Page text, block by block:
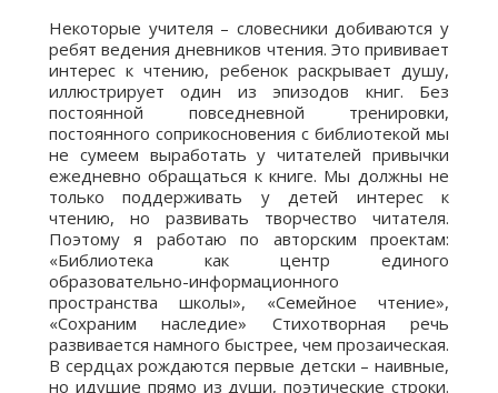
Некоторые учителя – словесники добиваются у
ребят ведения дневников чтения. Это прививает
интерес к чтению, ребенок раскрывает душу,
иллюстрирует один из эпизодов книг. Без
постоянной повседневной тренировки,
постоянного соприкосновения с библиотекой мы
не сумеем выработать у читателей привычки
ежедневно обращаться к книге. Мы должны не
только поддерживать у детей интерес к
чтению, но развивать творчество читателя.
Поэтому я работаю по авторским проектам:
«Библиотека как центр единого
образовательно-информационного
пространства школы», «Семейное чтение»,
«Сохраним наследие» Стихотворная речь
развивается намного быстрее, чем прозаическая.
В сердцах рождаются первые детски – наивные,
но идущие прямо из души, поэтические строки.